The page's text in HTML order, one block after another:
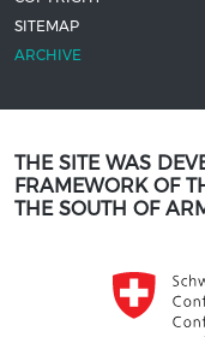
SITEMAP
ARCHIVE
THE SITE WAS
FRAMEWORK OF
THE SOUTH OF